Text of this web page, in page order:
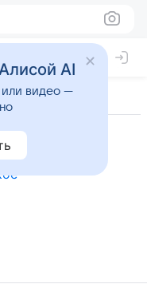
AI
или видео —